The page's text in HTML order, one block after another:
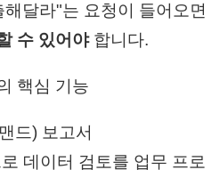
달라"는 요청이 들어오면
수 있어야합니다.
핵심 기능
드) 보고서
데이터 검토를 업무 프로